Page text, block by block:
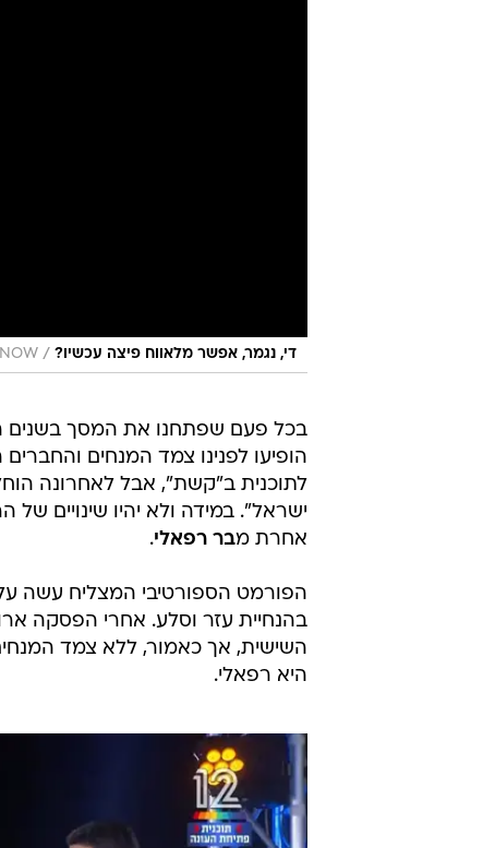
די, נגמר, אפשר מלאווח פיצה עכשיו? / NOW גל הללי
בכל פעם שפתחנו את המסך בשנים
הופיעו לפנינו צמד המנחים
לתוכנית ב"קשת", אבל לאחרונה
ישראל". במידה ולא יהיו שינויים
אחרת מבר רפאלי.
הפורמט הספורטיבי המצליח עשה
בהנחיית עזר וסלע. אחרי הפסקה
השישית, אך כאמור, ללא צמד
היא רפאלי.